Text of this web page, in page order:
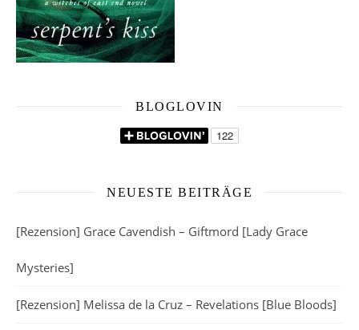
BLOGLOVIN
NEUESTE BEITRÄGE
[Rezension] Grace Cavendish – Giftmord [Lady Grace
Mysteries]
[Rezension] Melissa de la Cruz – Revelations [Blue Bloods]